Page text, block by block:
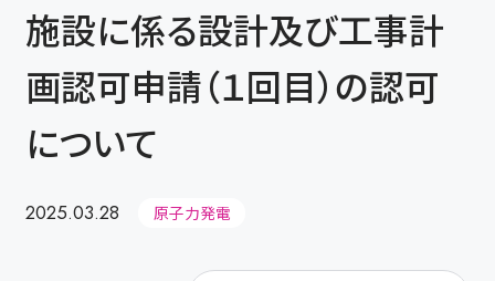
施設に係る設計及び工事計
画認可申請（１回目）の認可
について
2025.03.28 原子力発電